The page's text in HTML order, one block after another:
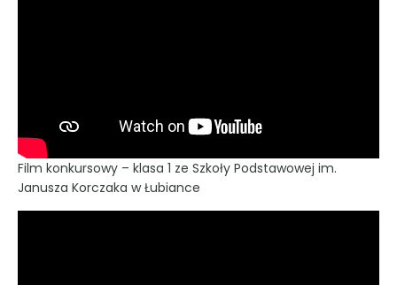
Film konkursowy – klasa 1 ze Szkoły Podstawowej im.
Janusza Korczaka w Łubiance